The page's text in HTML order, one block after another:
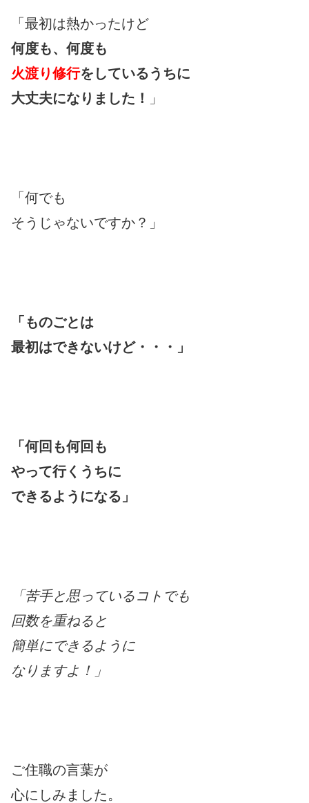
「最初は熱かったけど
何度も、何度も
火渡り修行をしているうちに
大丈夫になりました！
」
「何でも
そうじゃないですか？」
「ものごとは
最初はできないけど・・・」
「何回も何回も
やって行くうちに
できるようになる」
「苦手と思っているコトでも
回数を重ねると
簡単にできるように
なりますよ！」
ご住職の言葉が
心にしみました。